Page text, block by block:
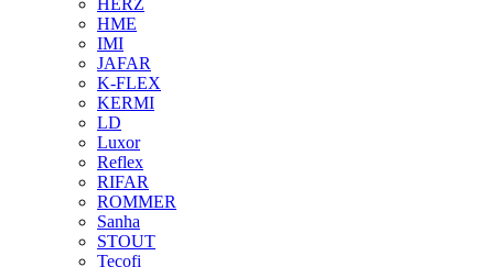
HME
IMI
JAFAR
K-FLEX
KERMI
LD
Luxor
Reflex
RIFAR
ROMMER
Sanha
STOUT
Tecofi